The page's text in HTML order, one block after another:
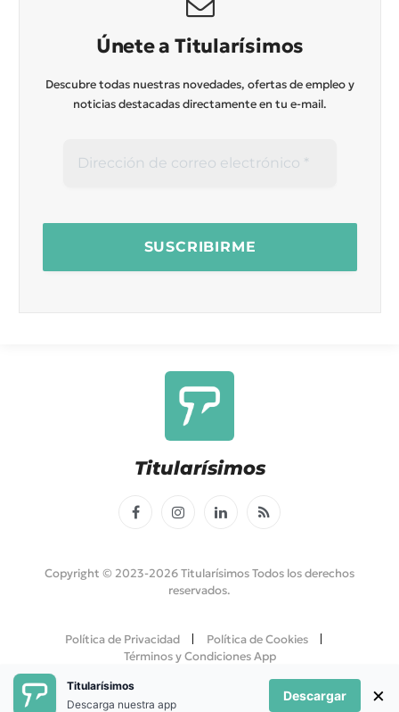
Únete a Titularísimos
Descubre todas nuestras novedades, ofertas de empleo y
noticias destacadas directamente en tu e-mail.
Titularísimos
FacebookInstagramLinkedInRSS
Copyright © 2023-2026 Titularísimos Todos los derechos
reservados.
Política de Privacidad
Política de Cookies
Términos y Condiciones App
Titularísimos
Descarga nuestra app
Descargar ×